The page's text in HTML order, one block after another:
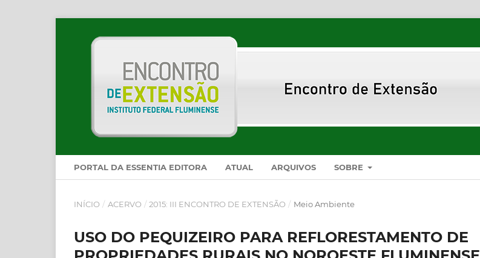
PORTAL DA ESSENTIA EDITORA ATUAL ARQUIVOS SOBRE
INÍCIO / ACERVO / 2015: III ENCONTRO DE EXTENSÃO / Meio Ambiente
USO DO PEQUIZEIRO PARA REFLORESTAMENTO DE